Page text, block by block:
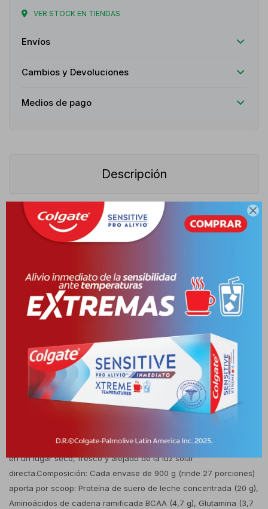

VER STOCK EN TIENDAS
Envíos
Cambios y Devoluciones
Medios de pago
Descripción
Acción terapéutica: Suplemento nutricional hiperproteico de
rápida absorción, alto valor biológico y excelente perfil de
entrenamiento, prevenir el catabolismo y complementar dietas de
control de peso o requerimientos proteicos elevados.Posología:
Se recomienda consumir de 1 a 2 porciones al día,
física o como un snack saludable a media mañana o tarde.Modo
de uso: Vía oral. Diluir 1 medida dosificadora (scoop) en 200 a 250
ml de agua fresca o leche descremada. Agitar enérgicamente en
un vaso mezclador o shaker hasta lograr una consistencia
homogénea y suave antes de beber.Precauciones y advertencias:
Suplemento alimentario de venta libre. No recomendado para
Fenilcetonúricos: contiene fenilalanina. Conservar bien cerrado
en un lugar seco, fresco y alejado de la luz solar
directa.Composición: Cada envase de 900 g (rinde 27 porciones)
aporta por scoop: Proteína de suero de leche concentrada (20 g),
Aminoácidos de cadena ramificada BCAA (4,7 g), Glutamina (3,7